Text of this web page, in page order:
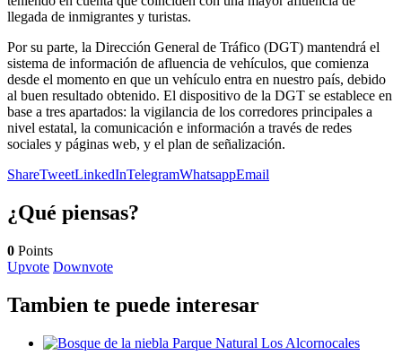
llegada de inmigrantes y turistas.
Por su parte, la Dirección General de Tráfico (DGT) mantendrá el
sistema de información de afluencia de vehículos, que comienza
desde el momento en que un vehículo entra en nuestro país, debido
al buen resultado obtenido. El dispositivo de la DGT se establece en
base a tres apartados: la vigilancia de los corredores principales a
nivel estatal, la comunicación e información a través de redes
sociales y páginas web, y el plan de señalización.
ShareTweetLinkedInTelegramWhatsappEmail
¿Qué piensas?
0 Points
Upvote Downvote
Tambien te puede interesar